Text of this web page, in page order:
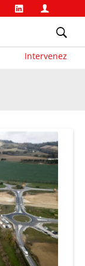
Intervenez